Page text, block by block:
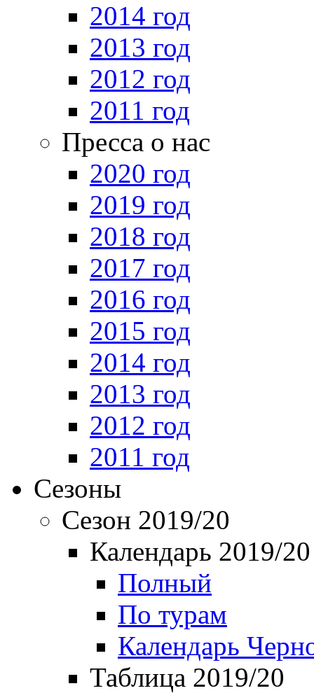
2014 год
2013 год
2012 год
2011 год
Пресса о нас
2020 год
2019 год
2018 год
2017 год
2016 год
2015 год
2014 год
2013 год
2012 год
2011 год
Сезоны
Сезон 2019/20
Календарь 2019/20
Полный
По турам
Календарь
Таблица 2019/20